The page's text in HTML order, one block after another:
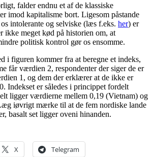
falder endnu et af de klassiske
imod kapitalisme bort. Ligesom påstande
intolerante og selviske (læs f.eks. her) er
ikke meget kød på historien om, at
politisk kontrol gør os ensomme.
i figuren kommer fra at beregne et indeks,
får værdien 2, respondenter der siger de er
1, og dem der erklærer at de ikke er
Indekset er således i princippet fordelt
ligger værdierne mellem 0,19 (Vietnam) og
iøvrigt mærke til at de fem nordiske lande
basalt set ligger oveni hinanden.
X Telegram